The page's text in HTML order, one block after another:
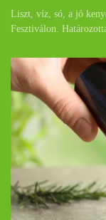
Liszt, víz, só, a jó
Fesztiválon.